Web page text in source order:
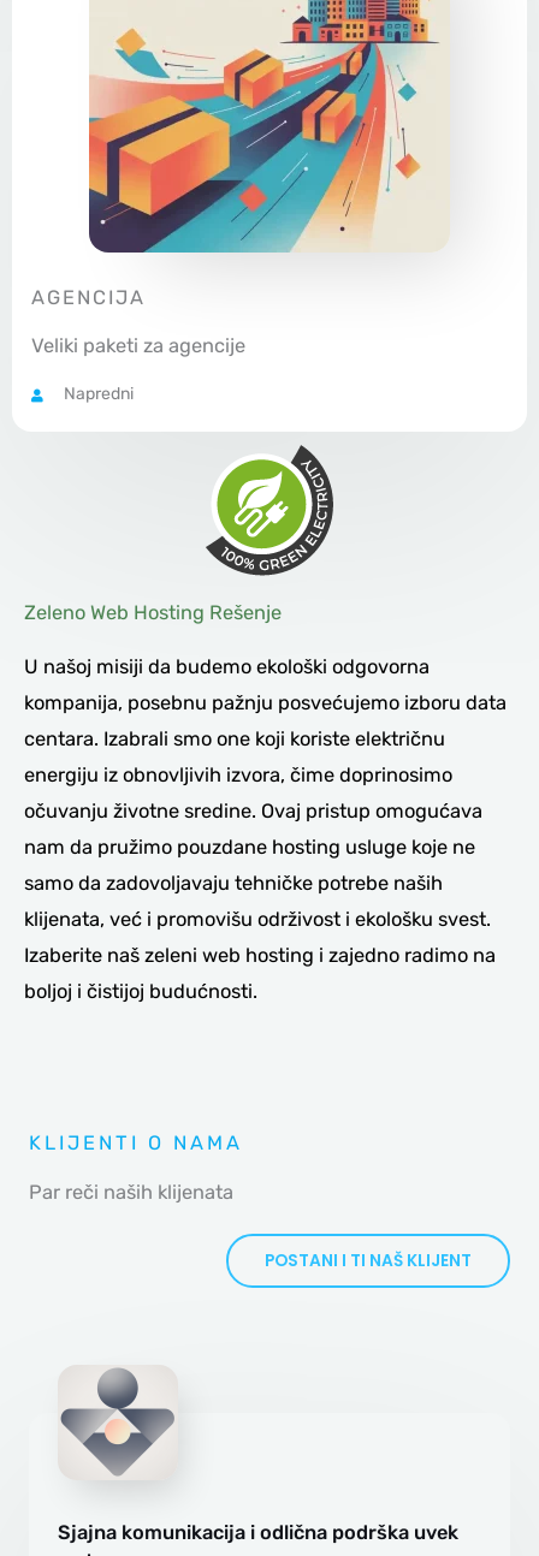
AGENCIJA
Veliki paketi za agencije
Napredni
Zeleno Web Hosting Rešenje
U našoj misiji da budemo ekološki odgovorna
kompanija, posebnu pažnju posvećujemo izboru data
centara. Izabrali smo one koji koriste električnu
energiju iz obnovljivih izvora, čime doprinosimo
očuvanju životne sredine. Ovaj pristup omogućava
nam da pružimo pouzdane hosting usluge koje ne
samo da zadovoljavaju tehničke potrebe naših
klijenata, već i promovišu održivost i ekološku svest.
Izaberite naš zeleni web hosting i zajedno radimo na
boljoj i čistijoj budućnosti.
KLIJENTI O NAMA
Par reči naših klijenata
POSTANI I TI NAŠ KLIJENT
Sjajna komunikacija i odlična podrška uvek